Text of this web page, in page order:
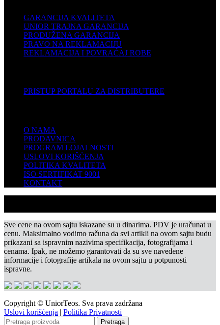
GARANCIJA KVALITETA
UNIOR TRAJNA GARANCIJA
PRODUŽENA GARANCIJA
PRAVO NA REKLAMACIJU
REKLAMACIJA I POVRAĆAJ ROBE
PRISTUP PORTALU ZA DISTRIBUTERE
O NAMA
PRODAVNICA
PROGRAM LOJALNOSTI
USLOVI KORIŠĆENJA
POLITIKA KVALITETA
ISO SERTIFIKAT 9001
KONTAKT
Sve cene na ovom sajtu iskazane su u dinarima. PDV je uračunat u
cenu. Maksimalno vodimo računa da svi artikli na ovom sajtu budu
prikazani sa ispravnim nazivima specifikacija, fotografijama i
cenama. Ipak, ne možemo garantovati da su sve navedene
informacije i fotografije artikala na ovom sajtu u potpunosti
ispravne.
Copyright © UniorTeos. Sva prava zadržana
Uslovi korišćenja | Politika Privatnosti
Pretraga